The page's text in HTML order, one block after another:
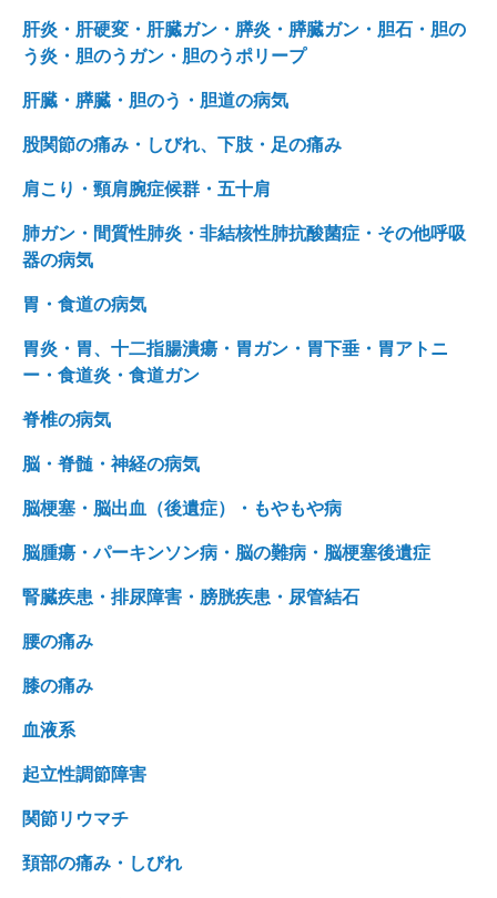
肝炎・肝硬変・肝臓ガン・膵炎・膵臓ガン・胆石・胆の
う炎・胆のうガン・胆のうポリープ
肝臓・膵臓・胆のう・胆道の病気
股関節の痛み・しびれ、下肢・足の痛み
肩こり・頸肩腕症候群・五十肩
肺ガン・間質性肺炎・非結核性肺抗酸菌症・その他呼吸
器の病気
胃・食道の病気
胃炎・胃、十二指腸潰瘍・胃ガン・胃下垂・胃アトニ
ー・食道炎・食道ガン
脊椎の病気
脳・脊髄・神経の病気
脳梗塞・脳出血（後遺症）・もやもや病
脳腫瘍・パーキンソン病・脳の難病・脳梗塞後遺症
腎臓疾患・排尿障害・膀胱疾患・尿管結石
腰の痛み
膝の痛み
血液系
起立性調節障害
関節リウマチ
頚部の痛み・しびれ